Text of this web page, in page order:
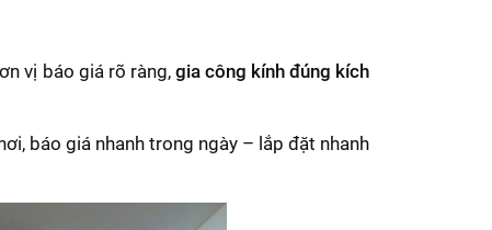
vị báo giá rõ ràng, gia công kính đúng kích
báo giá nhanh trong ngày – lắp đặt nhanh